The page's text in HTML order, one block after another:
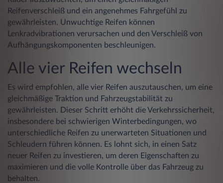
Reifenverschleiß und ein angenehmes Fahrgefühl zu
gewährleisten. Unwuchtige Reifen können
Lenkradvibrationen verursachen und den Verschleiß von
Aufhängungskomponenten beschleunigen.
Alle vier Reifen wechseln
Es wird empfohlen, alle vier Reifen auszutauschen, um eine
gleichmäßige Traktion und Fahrzeugstabilität zu
gewährleisten. Dieser Schritt erhöht die Verkehrssicherheit,
insbesondere bei schwierigen Winterbedingungen, wo
unterschiedliche Reifen zu unerwarteten Situationen und
Schleudern führen können. Es lohnt sich, in einen Satz
neuer Reifen zu investieren, um deren Eigenschaften zu
maximieren und die volle Kontrolle über das Fahrzeug zu
behalten.